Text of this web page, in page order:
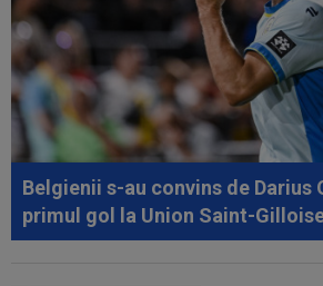
Belgienii s-au convins de Darius
primul gol la Union Saint-